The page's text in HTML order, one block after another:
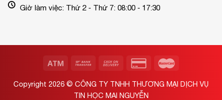
Giờ làm việc: Thứ 2 - Thứ 7: 08:00 - 17:30
Copyright 2026 © CÔNG TY TNHH THƯƠNG MẠI DỊCH VỤ
TIN HỌC MAI NGUYỄN